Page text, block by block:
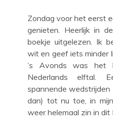
Zondag voor het eerst
genieten. Heerlijk in
boekje uitgelezen. Ik
wit en geef iets minder
’s Avonds was het
Nederlands elftal.
spannende wedstrijden
dan) tot nu toe, in
weer helemaal zin in dit